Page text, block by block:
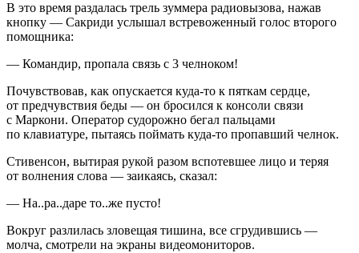
В это время раздалась трель зуммера радиовызова, нажав
кнопку — Сакриди услышал встревоженный голос второго
помощника:
— Командир, пропала связь с 3 челноком!
Почувствовав, как опускается куда-то к пяткам сердце,
от предчувствия беды — он бросился к консоли связи
с Маркони. Оператор судорожно бегал пальцами
по клавиатуре, пытаясь поймать куда-то пропавший челнок.
Стивенсон, вытирая рукой разом вспотевшее лицо и теряя
от волнения слова — заикаясь, сказал:
— На..ра..даре то..же пусто!
Вокруг разлилась зловещая тишина, все сгрудившись —
молча, смотрели на экраны видеомониторов.